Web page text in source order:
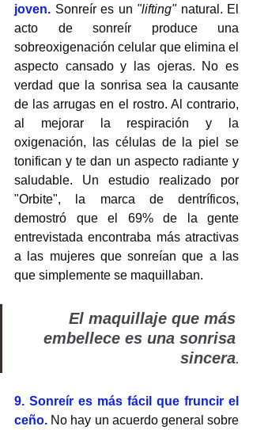
joven. Sonreír es un "lifting" natural. El
acto de sonreír produce una
sobreoxigenación celular que elimina el
aspecto cansado y las ojeras. No es
verdad que la sonrisa sea la causante
de las arrugas en el rostro. Al contrario,
al mejorar la respiración y la
oxigenación, las células de la piel se
tonifican y te dan un aspecto radiante y
saludable. Un estudio realizado por
"Orbite", la marca de dentríficos,
demostró que el 69% de la gente
entrevistada encontraba más atractivas
a las mujeres que sonreían que a las
que simplemente se maquillaban.
El maquillaje que más
embellece es una sonrisa
sincera.
9. Sonreír es más fácil que fruncir el
ceño. No hay un acuerdo general sobre